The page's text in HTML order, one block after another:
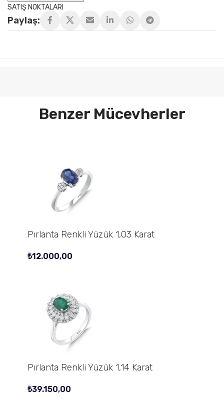
SATIŞ NOKTALARI
Paylaş:
Benzer Mücevherler
Pırlanta Renkli Yüzük 1,03 Karat
₺12.000,00
Pırlanta Renkli Yüzük 1,14 Karat
₺39.150,00